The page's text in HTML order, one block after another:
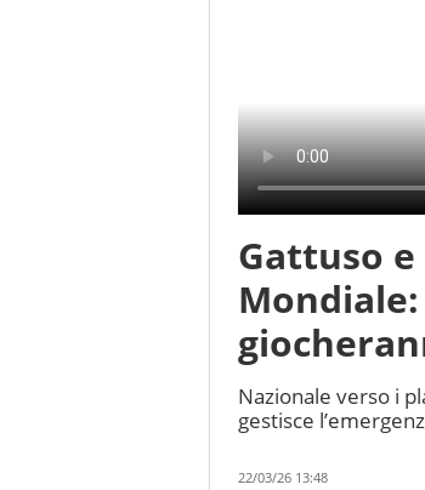
Gattuso
Nazionale verso i
gestisce
22/03/26 13:48